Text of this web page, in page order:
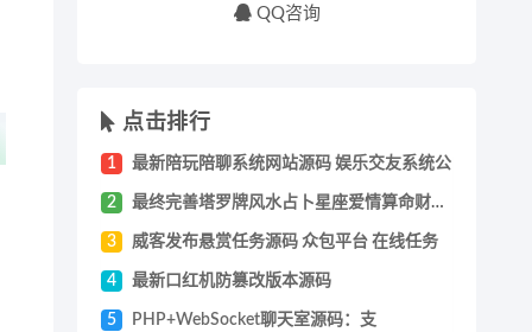
QQ咨询
点击排行
1 最新陪玩陪聊系统网站源码 娱乐交友系统公
2 最终完善塔罗牌风水占卜星座爱情算命财运未
3 威客发布悬赏任务源码 众包平台 在线任务
4 最新口红机防篡改版本源码
5 PHP+WebSocket聊天室源码：支